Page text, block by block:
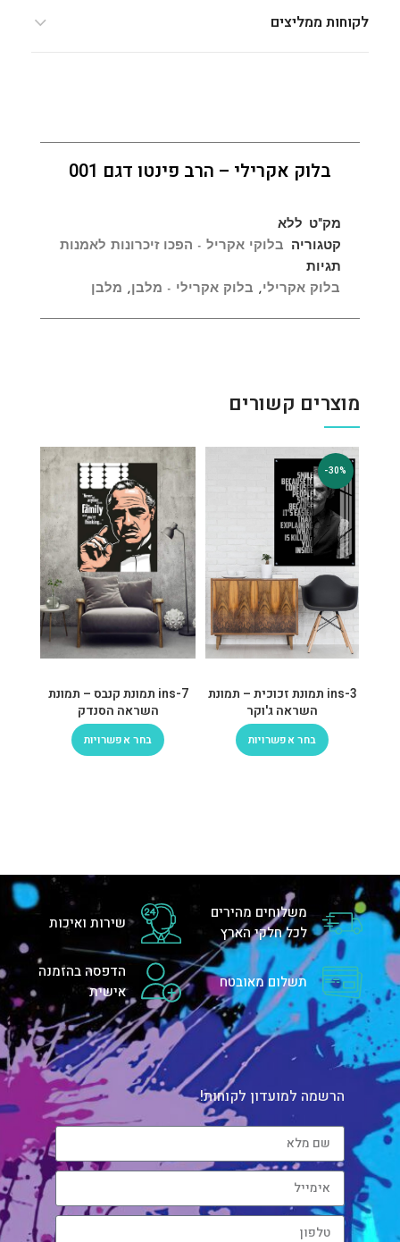
לקוחות ממליצים
בלוק אקרילי – הרב פינטו דגם 001
מק"ט ללא
קטגוריה
בלוקי אקריל - הפכו זיכרונות לאמנות
תגיות
בלוק אקרילי, בלוק אקרילי - מלבן , מלבן
מוצרים קשורים
-30%
ins-3 תמונת זכוכית – תמונת
השראה ג'וקר
בחר אפשרויות
ins-7 תמונת קנבס – תמונת
השראה הסנדק
בחר אפשרויות
משלוחים מהירים
לכל חלקי הארץ
שירות ואיכות
תשלום מאובטח
הדפסה בהזמנה
אישית
הרשמה למועדון לקוחות!